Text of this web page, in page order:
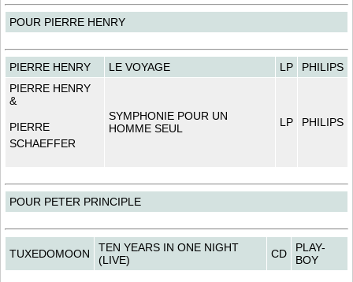
POUR PIERRE HENRY
PIERRE HENRY LE VOYAGE LP
PHILIPS
PIERRE HENRY
&
PIERRE
SCHAEFFER
SYMPHONIE POUR UN
HOMME SEUL
LP PHILIPS
POUR PETER PRINCIPLE
TUXEDOMOON
TEN YEARS IN ONE NIGHT
(LIVE)
CD
PLAY-
BOY